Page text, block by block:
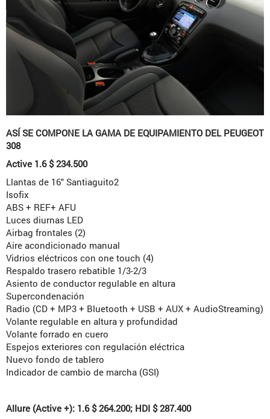
ASÍ SE COMPONE LA GAMA DE EQUIPAMIENTO DEL PEUGEOT
308
Active 1.6 $ 234.500
Llantas de 16″ Santiaguito2
Isofix
ABS + REF+ AFU
Luces diurnas LED
Airbag frontales (2)
Aire acondicionado manual
Vidrios eléctricos con one touch (4)
Respaldo trasero rebatible 1/3-2/3
Asiento de conductor regulable en altura
Supercondenación
Radio (CD + MP3 + Bluetooth + USB + AUX + AudioStreaming)
Volante regulable en altura y profundidad
Volante forrado en cuero
Espejos exteriores con regulación eléctrica
Nuevo fondo de tablero
Indicador de cambio de marcha (GSI)
Allure (Active +): 1.6 $ 264.200; HDI $ 287.400